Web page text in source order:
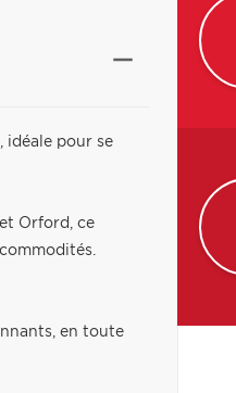
idéale pour se
Orford, ce
en toute